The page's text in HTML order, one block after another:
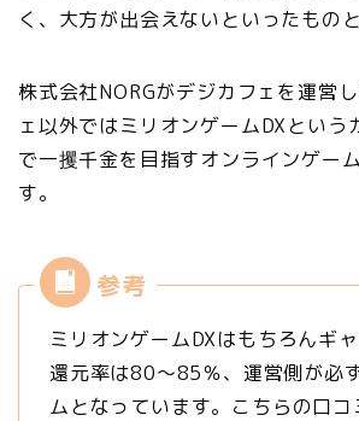
く、大方が出会えないといったもの
株式会社NORGがデジカフェを運営
ェ以外ではミリオンゲームDXという
で一攫千金を目指すオンラインゲー
す。
ミリオンゲームDXはもちろんギ
還元率は80～85％、運営側が必
ムとなっています。こちらの口コ